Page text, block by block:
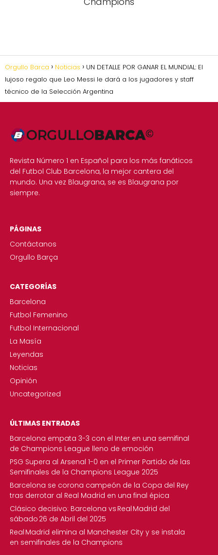
Orgullo Barca Noticias
UN DETALLE POR GANAR EL MUNDIAL: El
lujoso regalo que Leo Messi le dará a los jugadores y staff
técnico de la Selección Argentina
Revista Número 1 en Español para los más fanáticos
del Futbol Club Barcelona, la mejor cantera del
mundo. Una vez Blaugrana, se es Blaugrana por
siempre.
PÁGINAS
Contáctanos
Orgullo Barça
CATEGORÍAS
Barcelona
Futbol Femenino
Futbol Internacional
La Masía
Leyendas
Noticias
Opinión
Uncategorized
ÚLTIMAS ENTRADAS
Barcelona empata 3-3 con el Inter en una semifinal
de Champions League lleno de emoción
PSG Supera al Arsenal 1-0 en el Primer Partido de las
Semifinales de la Champions League 2025
Barcelona se corona campeón de la Copa del Rey
tras derrotar al Real Madrid en una final épica
Clásico decisivo: Barcelona vs Real Madrid del
sábado 26 de Abril del 2025
Real Madrid elimina al Manchester City y se instala
en semifinales de la Champions